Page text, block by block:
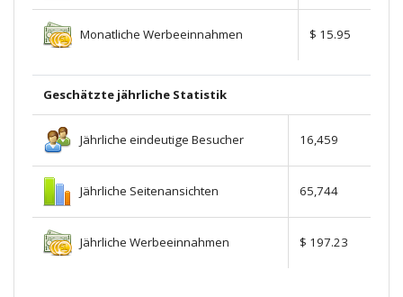
Monatliche Werbeeinnahmen $ 15.95
Geschätzte jährliche Statistik
Jährliche eindeutige Besucher 16,459
Jährliche Seitenansichten 65,744
Jährliche Werbeeinnahmen $ 197.23